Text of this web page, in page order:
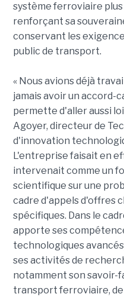
système ferroviaire
renforçant sa
conservant les
public de transport.
« Nous avions déjà
jamais avoir un accord-
permette d'aller aussi
Agoyer, directeur de
d'innovation
L'entreprise faisait en
intervenait comme un
scientifique sur une
cadre d'appels d'offres
spécifiques. Dans le
apporte ses
technologiques
ses activités de
notamment son savoir-
transport ferroviaire,